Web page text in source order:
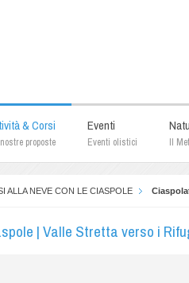
& Corsi
proposte
Eventi
Eventi olistici Il
ALLA NEVE CON LE CIASPOLE
| Valle Stretta verso i